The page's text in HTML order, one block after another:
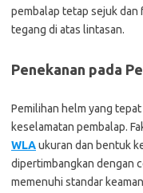
pembalap tetap sejuk dan
tegang di atas lintasan.
Penekanan pada
Pemilihan helm yang
keselamatan pembalap.
WLAukuran dan bentuk
dipertimbangkan dengan
memenuhi standar